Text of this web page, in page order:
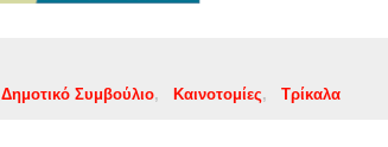
Δημοτικό Συμβούλιο Καινοτομίες Τρίκαλα